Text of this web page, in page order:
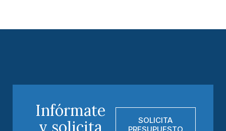
Infórmate
y solicita
SOLICITA